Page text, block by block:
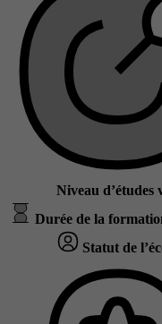
Niveau d’études
Durée de la
Statut de